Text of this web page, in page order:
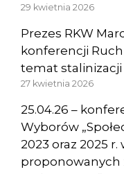
29 kwietnia 2026
Prezes RKW
konferencji
temat
27 kwietnia 2026
25.04.26 –
Wyborów
2023 oraz 2025
proponowanych